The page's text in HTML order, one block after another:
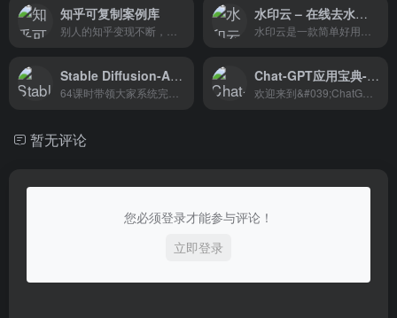
知乎可复制案例库 水印云 – 在线去水印工具，支持图片和视频的去水印、加水印、智能抠图等功能
Stable Diffusion-AI辅助设计：系统完成SD的全流程学习 Chat-GPT应用宝典-进阶篇！
暂无评论
您必须登录才能参与评论！
立即登录